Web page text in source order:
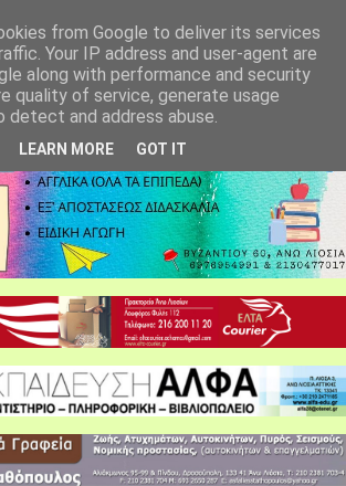
from Google to deliver its services
Your IP address and user-agent are
along with performance and security
quality of service, generate usage
and address abuse.
LEARN MORE GOT IT